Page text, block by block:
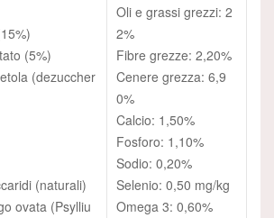
(5%)
(dezuccher
(naturali)
ovata (Psylliu
Oli e grassi grezzi: 2
2%
Fibre grezze: 2,20%
Cenere grezza: 6,9
0%
Calcio: 1,50%
Fosforo: 1,10%
Sodio: 0,20%
Selenio: 0,50 mg/kg
Omega 3: 0,60%